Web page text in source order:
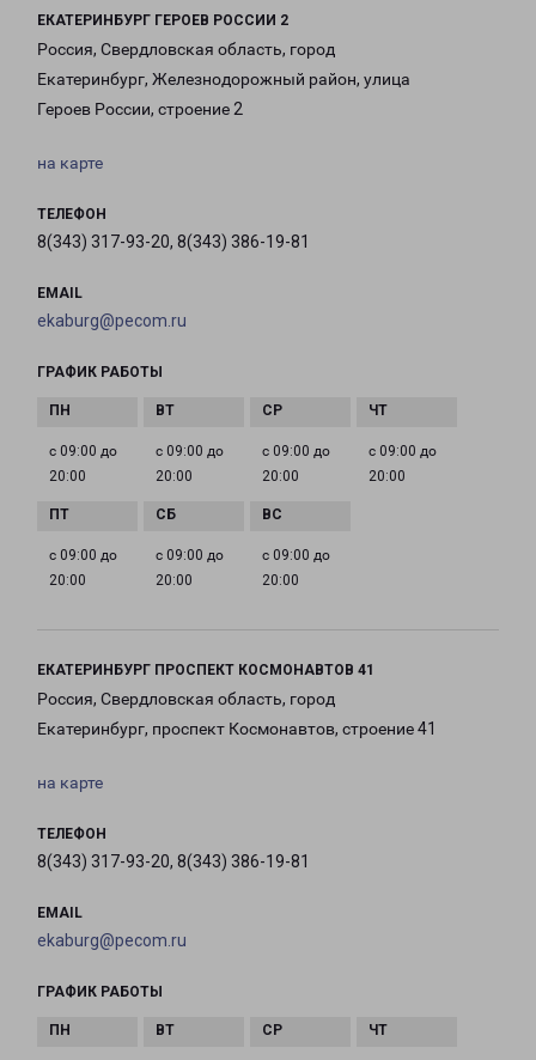
ЕКАТЕРИНБУРГ ГЕРОЕВ РОССИИ 2
Россия, Свердловская область, город
Екатеринбург, Железнодорожный район, улица
Героев России, строение 2
на карте
ТЕЛЕФОН
8(343) 317-93-20, 8(343) 386-19-81
EMAIL
ekaburg@pecom.ru
ГРАФИК РАБОТЫ
с 09:00 до
20:00
с 09:00 до
20:00
с 09:00 до
20:00
с 09:00 до
20:00
с 09:00 до
20:00
с 09:00 до
20:00
с 09:00 до
20:00
ЕКАТЕРИНБУРГ ПРОСПЕКТ КОСМОНАВТОВ 41
Россия, Свердловская область, город
Екатеринбург, проспект Космонавтов, строение 41
на карте
ТЕЛЕФОН
8(343) 317-93-20, 8(343) 386-19-81
EMAIL
ekaburg@pecom.ru
ГРАФИК РАБОТЫ